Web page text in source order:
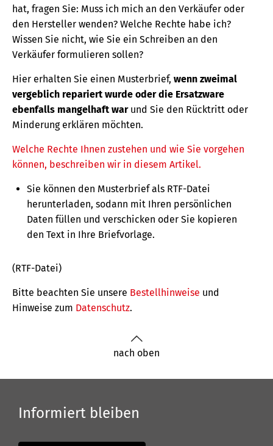
hat, fragen Sie: Muss ich mich an den Verkäufer oder
den Hersteller wenden? Welche Rechte habe ich?
Wissen Sie nicht, wie Sie ein Schreiben an den
Verkäufer formulieren sollen?
Hier erhalten Sie einen Musterbrief, wenn zweimal
vergeblich repariert wurde oder die Ersatzware
ebenfalls mangelhaft war und Sie den Rücktritt oder
Minderung erklären möchten.
Welche Rechte Ihnen zustehen und wie Sie vorgehen
können, beschreiben wir in diesem Artikel.
Sie können den Musterbrief als RTF-Datei
herunterladen, sodann mit Ihren persönlichen
Daten füllen und verschicken oder Sie kopieren
den Text in Ihre Briefvorlage.
(RTF-Datei)
Bitte beachten Sie unsere Bestellhinweise und
Hinweise zum Datenschutz.
nach oben
Informiert bleiben